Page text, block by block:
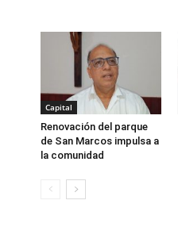
Capital
Renovación del parque
de San Marcos impulsa a
la comunidad